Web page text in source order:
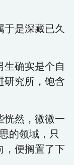
于是深藏已久
生确实是个自
研究所，饱含
恍然，微微一
的领域，只
，便搁置了下